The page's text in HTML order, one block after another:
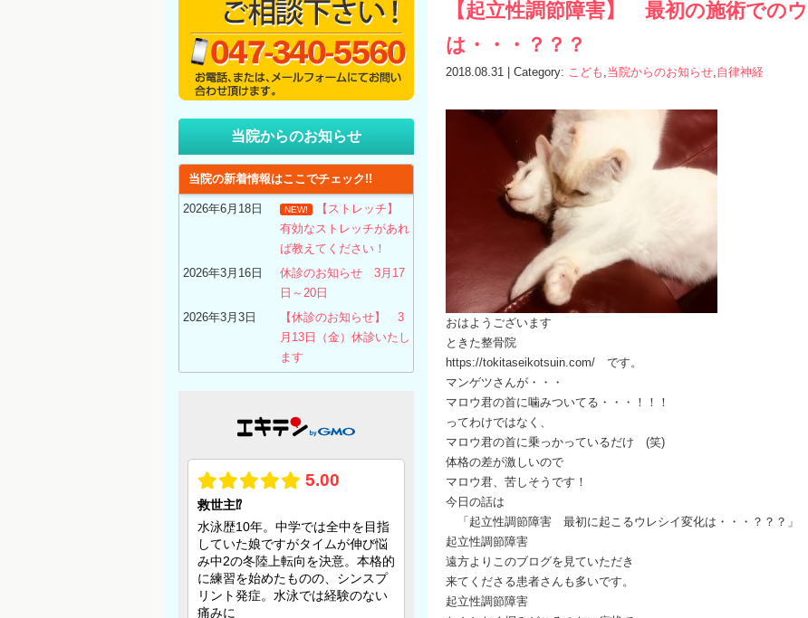
【起立性調節障害】 最初の施術での
は・・・？？？
2018.08.31 | Category: こども ,当院からのお知らせ,自律神経
おはようございます
ときた整骨院
https://tokitaseikotsuin.com/ です。
マンゲツさんが・・・
マロウ君の首に噛みついてる・・・！！！
ってわけではなく、
マロウ君の首に乗っかっているだけ (笑)
体格の差が激しいので
マロウ君、苦しそうです！
今日の話は
「起立性調節障害 最初に起こるウレシイ変化は・・・？？？」
起立性調節障害
遠方よりこのブログを見ていただき
来てくださる患者さんも多いです。
起立性調節障害
当院からのお知らせ
当院の新着情報はここでチェック!!
2026年6月18日 NEW!
【ストレッチ】
有効なストレッチがあれ
ば教えてください！
2026年3月16日
休診のお知らせ 3月17
日～20日
2026年3月3日
【休診のお知らせ】 3
月13日（金）休診いたし
ます